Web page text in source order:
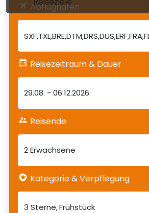
Abflughafen
Reisezeitraum & Dauer
29.08. -06.12.2026
Reisende
2 Erwachsene
Kategorie & Verpflegung
3 Sterne Frühstück